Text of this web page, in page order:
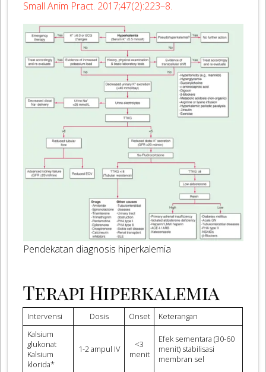
Small Anim Pract. 2017;47(2):223–8.
Pendekatan diagnosis hiperkalemia
Terapi Hiperkalemia
Intervensi Dosis Onset
Keterangan
Kalsium
glukonat
Kalsium
klorida*
1-2 ampul IV
<3
menit
Efek sementara (30-60
menit) stabilisasi
membran sel